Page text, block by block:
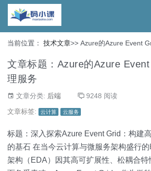
当前位置： 技术文章>> Azure的Azure Event
文章标题：Azure的Azure
理服务
文章分类: 后端
9248 阅读
文章标签:
云计算 云服务
标题：深入探索Azure Event Grid：构建
的基石 在当今云计算与微服务架构盛行
架构（EDA）因其高可扩展性、松耦合特